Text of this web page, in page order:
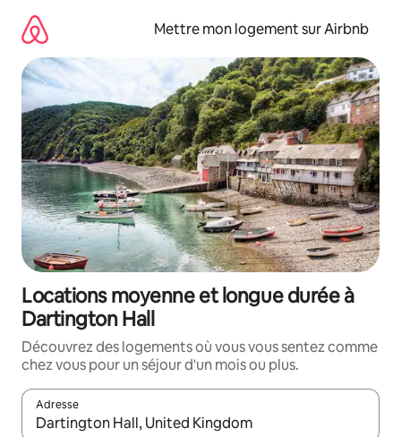
directement
contenu
Mettre mon logement sur Airbnb
Locations moyenne et longue durée à
Dartington Hall
Découvrez des logements où vous vous sentez comme
chez vous pour un séjour d'un mois ou plus.
Adresse
Lorsque les résultats s'affichent, utilisez les flèches vers le